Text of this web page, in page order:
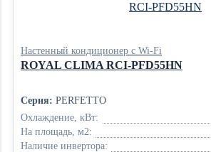
Настенный кондиционер с Wi-Fi
ROYAL CLIMA RCI-PFD55HN
Серия: PERFETTO
Охлаждение, кВт:
На площадь, м2:
Наличие инвертора: